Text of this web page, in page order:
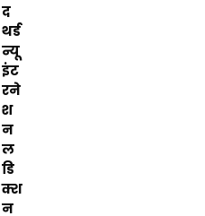
द
थर्ड
न्यू
इंट
रने
श
न
ल
डि
क्श
न